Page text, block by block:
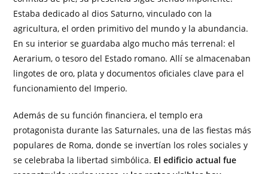
Estaba dedicado al dios Saturno, vinculado con la
agricultura, el orden primitivo del mundo y la abundancia.
En su interior se guardaba algo mucho más terrenal: el
Aerarium, o tesoro del Estado romano. Allí se almacenaban
lingotes de oro, plata y documentos oficiales clave para el
funcionamiento del Imperio.
Además de su función financiera, el templo era
protagonista durante las Saturnales, una de las fiestas más
populares de Roma, donde se invertían los roles sociales y
se celebraba la libertad simbólica. El edificio actual fue